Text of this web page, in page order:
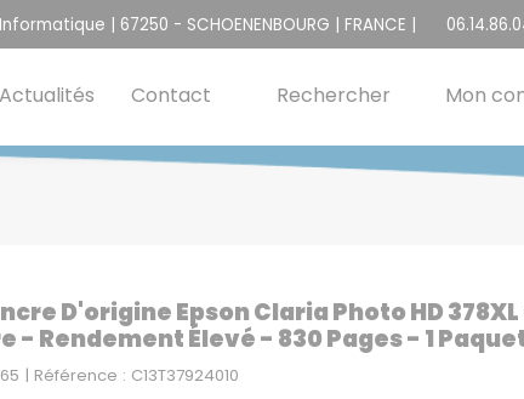
| 67250 - SCHOENENBOURG | FRANCE |
Actualités Contact Rechercher Mon
D'origine Epson Claria Photo HD
Rendement Élevé - 830 Pages - 1
| Référence : C13T37924010